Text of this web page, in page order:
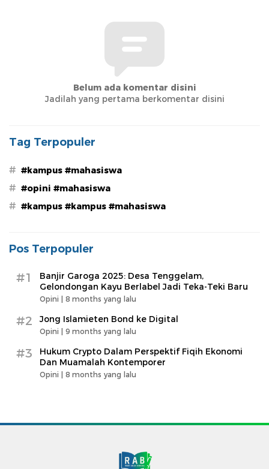
Belum ada komentar disini
Jadilah yang pertama berkomentar disini
Tag Terpopuler
# #kampus #mahasiswa
# #opini #mahasiswa
# #kampus #kampus #mahasiswa
Pos Terpopuler
#1
Banjir Garoga 2025: Desa Tenggelam,
Gelondongan Kayu Berlabel Jadi Teka-Teki Baru
Opini | 8 months yang lalu
#2 Jong Islamieten Bond ke Digital
Opini | 9 months yang lalu
#3
Hukum Crypto Dalam Perspektif Fiqih Ekonomi
Dan Muamalah Kontemporer
Opini | 8 months yang lalu